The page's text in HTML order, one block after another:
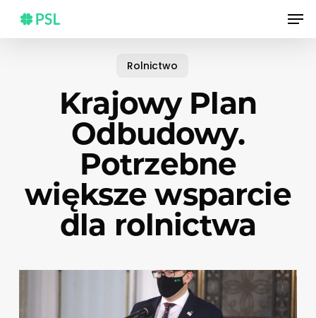
main
Rolnictwo
Krajowy Plan
Odbudowy.
Potrzebne
większe wsparcie
dla rolnictwa